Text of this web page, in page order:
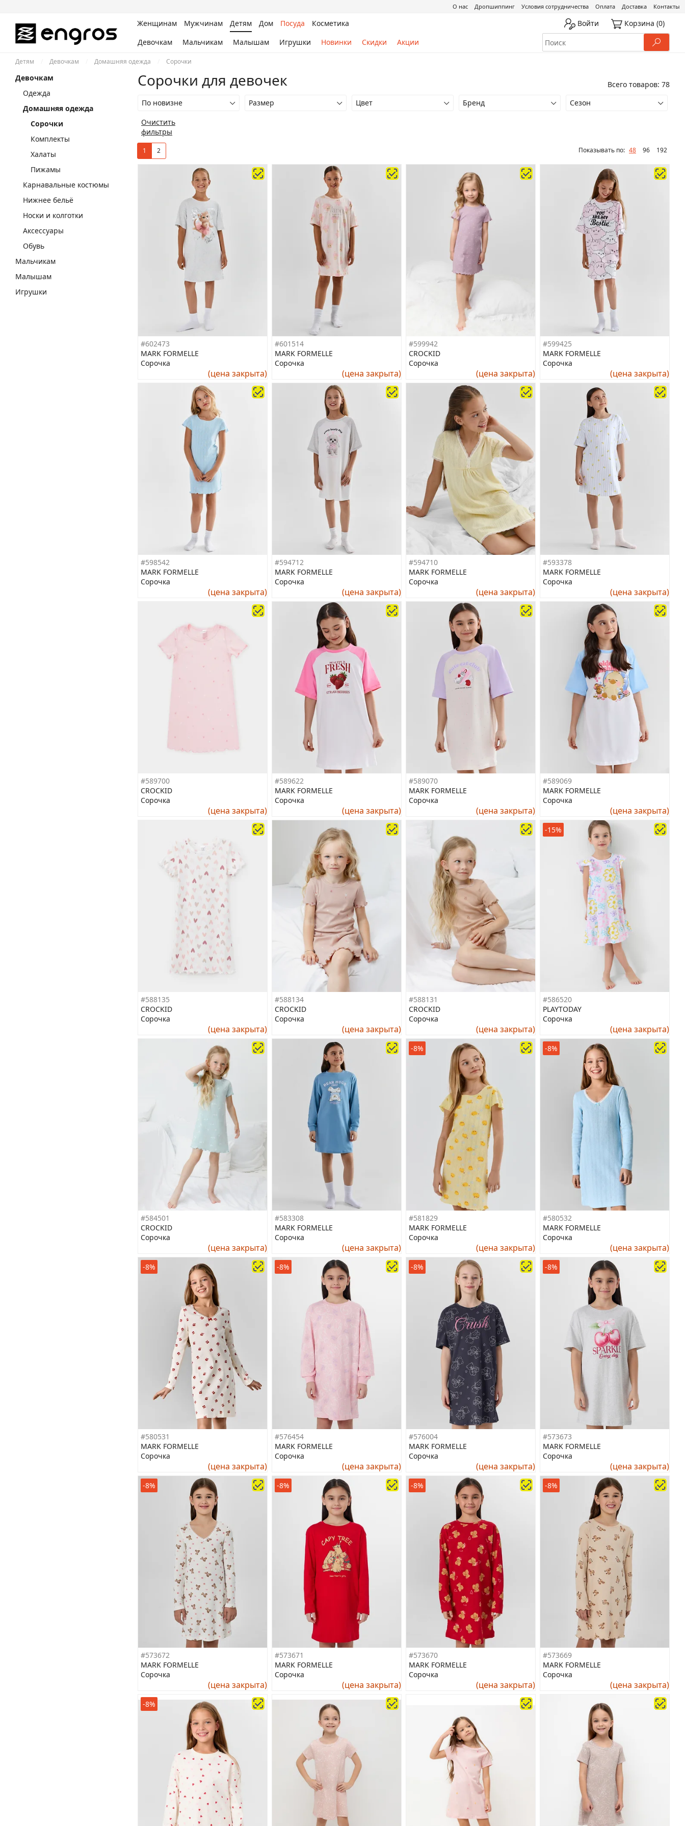
О нас Дропшиппинг Условия сотрудничества Оплата Доставка Контакты
Женщинам Мужчинам Детям Дом Посуда Косметика Войти Корзина (0)
Девочкам
Мальчикам Малышам Игрушки Новинки Скидки Акции
Детям Девочкам Домашняя одежда Сорочки
Девочкам
Одежда
Домашняя одежда
Сорочки
Комплекты
Халаты
Пижамы
Карнавальные костюмы
Нижнее бельё
Носки и колготки
Аксессуары
Обувь
Мальчикам
Малышам
Игрушки
Сорочки для девочек
Всего товаров: 78
По новизне
Размер Цвет Бренд
Сезон
Очистить
фильтры
1 2 Показывать по: 48 96 192
#602473
MARK FORMELLE
Сорочка
(цена закрыта)
#601514
MARK FORMELLE
Сорочка
(цена закрыта)
#599942
CROCKID
Сорочка
(цена закрыта)
#599425
MARK FORMELLE
Сорочка
(цена закрыта)
#598542
MARK FORMELLE
Сорочка
(цена закрыта)
#594712
MARK FORMELLE
Сорочка
(цена закрыта)
#594710
MARK FORMELLE
Сорочка
(цена закрыта)
#593378
MARK FORMELLE
Сорочка
(цена закрыта)
#589700
CROCKID
Сорочка
(цена закрыта)
#589622
MARK FORMELLE
Сорочка
(цена закрыта)
#589070
MARK FORMELLE
Сорочка
(цена закрыта)
#589069
MARK FORMELLE
Сорочка
(цена закрыта)
#588135
CROCKID
Сорочка
(цена закрыта)
#588134
CROCKID
Сорочка
(цена закрыта)
#588131
CROCKID
Сорочка
(цена закрыта)
-15%
#586520
PLAYTODAY
Сорочка
(цена закрыта)
#584501
CROCKID
Сорочка
(цена закрыта)
#583308
MARK FORMELLE
Сорочка
(цена закрыта)
-8%
#581829
MARK FORMELLE
Сорочка
(цена закрыта)
-8%
#580532
MARK FORMELLE
Сорочка
(цена закрыта)
-8%
#580531
MARK FORMELLE
Сорочка
(цена закрыта)
-8%
#576454
MARK FORMELLE
Сорочка
(цена закрыта)
-8%
#576004
MARK FORMELLE
Сорочка
(цена закрыта)
-8%
#573673
MARK FORMELLE
Сорочка
(цена закрыта)
-8%
#573672
MARK FORMELLE
Сорочка
(цена закрыта)
-8%
#573671
MARK FORMELLE
Сорочка
(цена закрыта)
-8%
#573670
MARK FORMELLE
Сорочка
(цена закрыта)
-8%
#573669
MARK FORMELLE
Сорочка
(цена закрыта)
-8%